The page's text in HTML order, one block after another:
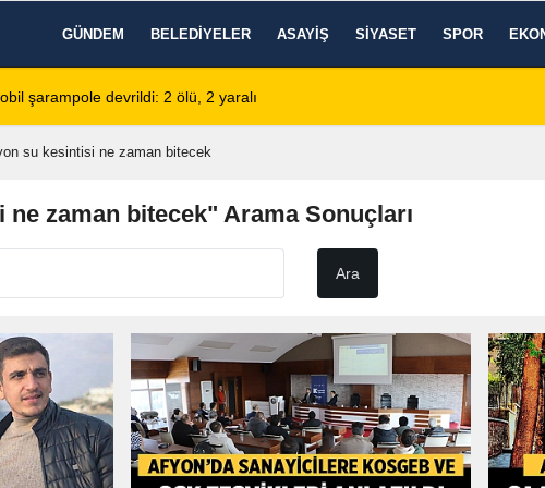
GÜNDEM BELEDIYELER ASAYIŞ SIYASET SPOR
Sahiplerinin Tercihi: Halil Engin Oto Yıkama Şarkıcı
su kesintisi ne zaman bitecek
zaman bitecek" Arama Sonuçları